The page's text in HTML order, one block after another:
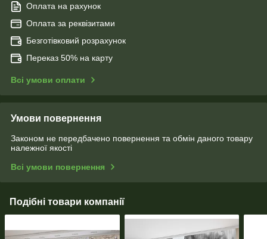
Оплата на рахунок
Оплата за реквізитами
Безготівковий розрахунок
Переказ 50% на карту
Всі умови оплати
Умови повернення
Законом не передбачено повернення та обмін даного товару
належної якості
Всі умови повернення
Подібні товари компанії